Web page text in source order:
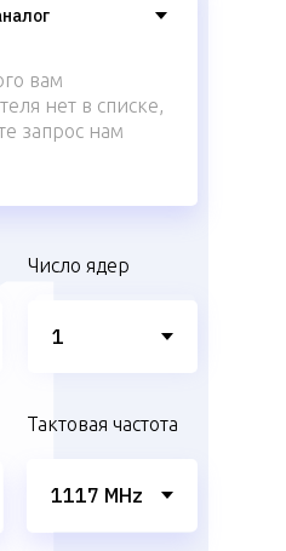
Число ядер
Тактовая частота
вам
нет в списке,
запрос нам